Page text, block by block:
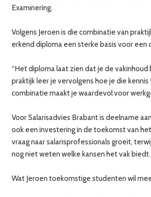
Examinering.
Volgens Jeroen is die combinatie van
erkend diploma een sterke basis voor een
“Het diploma laat zien dat je de vakinhoud
praktijk leer je vervolgens hoe je die kennis
combinatie maakt je waardevol voor
Voor Salarisadvies Brabant is deelname
ook een investering in de toekomst van
vraag naar salarisprofessionals groeit,
nog niet weten welke kansen het vak biedt.
Wat Jeroen toekomstige studenten wil